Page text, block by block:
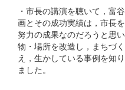
・市長の講演を聴いて，富
画とその成功実績は，市長
努力の成果なのだろうと思
物・場所を改造し，まちづ
え，生かしている事例を知
ました。